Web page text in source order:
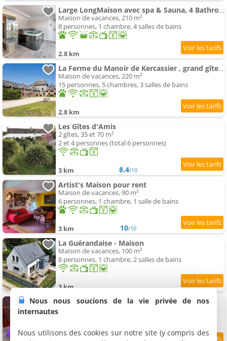
Large LongMaison avec spa & Sauna, 4 Bathrooms, 4 Tvs
Maison de vacances, 210 m²
8 personnes, 1 chambre, 4 salles de bains
2.8 km
La Ferme du Manoir de Kercassier , grand gîte, tarif tout inclus, site except
Maison de vacances, 220 m²
15 personnes, 5 chambres, 3 salles de bains
2.8 km
Les Gîtes d'Amis
2 gîtes, 35 et 70 m²
2 et 4 personnes (total 6 personnes)
3 km 8.4/10
Artist's Maison pour rent
Maison de vacances, 90 m²
6 personnes, 1 chambre, 1 salle de bains
3 km 10/10
La Guérandaise - Maison
Maison de vacances, 100 m²
8 personnes, 1 chambre, 2 salles de bains
3 km
Maison de vacances atypique
Nous nous soucions de la vie privée de nos
internautes
Nous utilisons des cookies sur notre site (y compris des